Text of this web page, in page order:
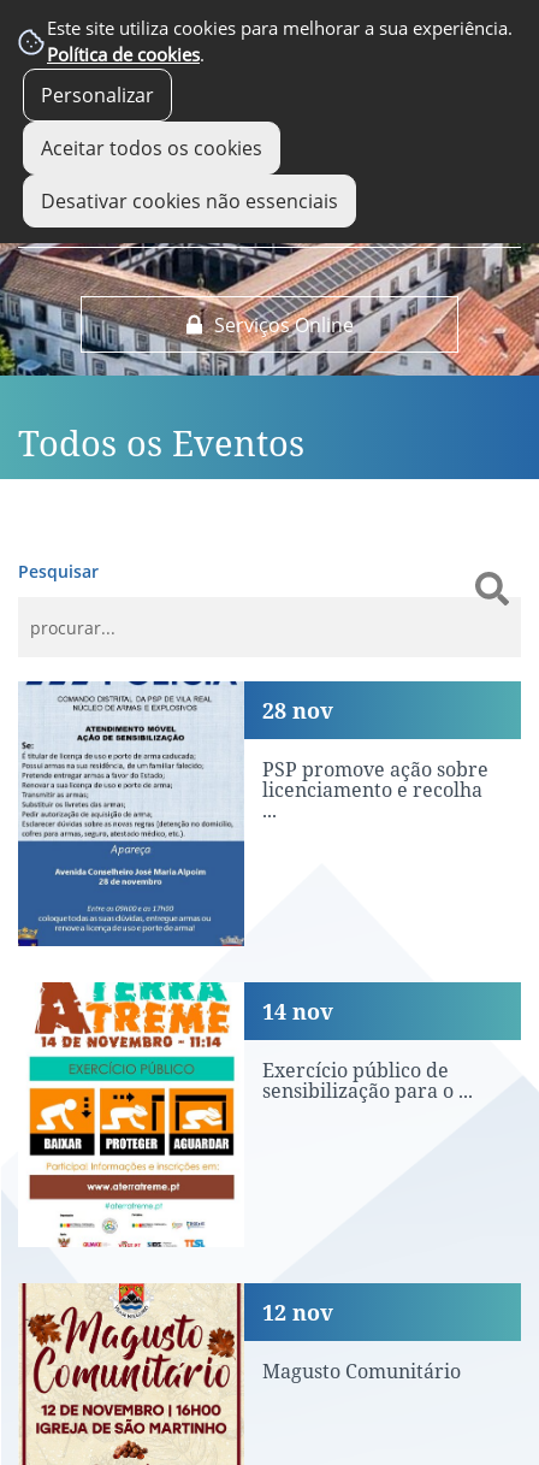
Este site utiliza cookies para melhorar a sua experiência.
Política de cookies.
Personalizar
Aceitar todos os cookies
Desativar cookies não essenciais
Serviços Online
EM DESTAQUE
Todos os Eventos
Pesquisar
PSP promove ação sobre
PSP promove ação sobre
licenciamento e recolha
...
28 nov
Exercício público de sensibilização
Exercício público de
sensibilização para o ...
14 nov
Magusto Comunitário
Magusto Comunitário
12 nov